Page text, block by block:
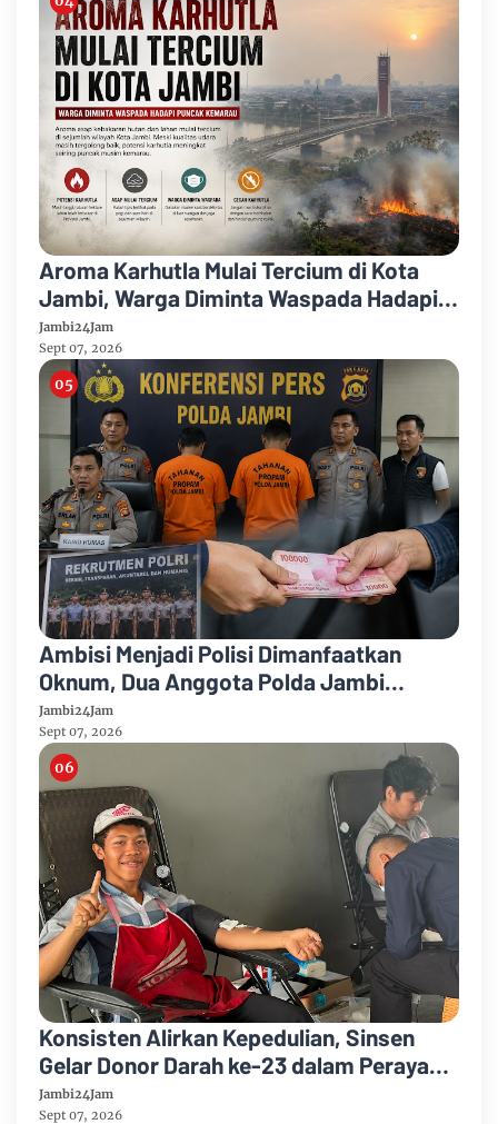
Aroma Karhutla Mulai Tercium di Kota
Jambi, Warga Diminta Waspada Hadapi
Puncak Kemarau
Jambi24Jam
Sept 07, 2026
Ambisi Menjadi Polisi Dimanfaatkan
Oknum, Dua Anggota Polda Jambi
Diduga Tipu Calon Bintara dengan Janji
Kelulusan
Jambi24Jam
Sept 07, 2026
Konsisten Alirkan Kepedulian, Sinsen
Gelar Donor Darah ke-23 dalam Perayaan
Anniversary Sinsen
Jambi24Jam
Sept 07, 2026